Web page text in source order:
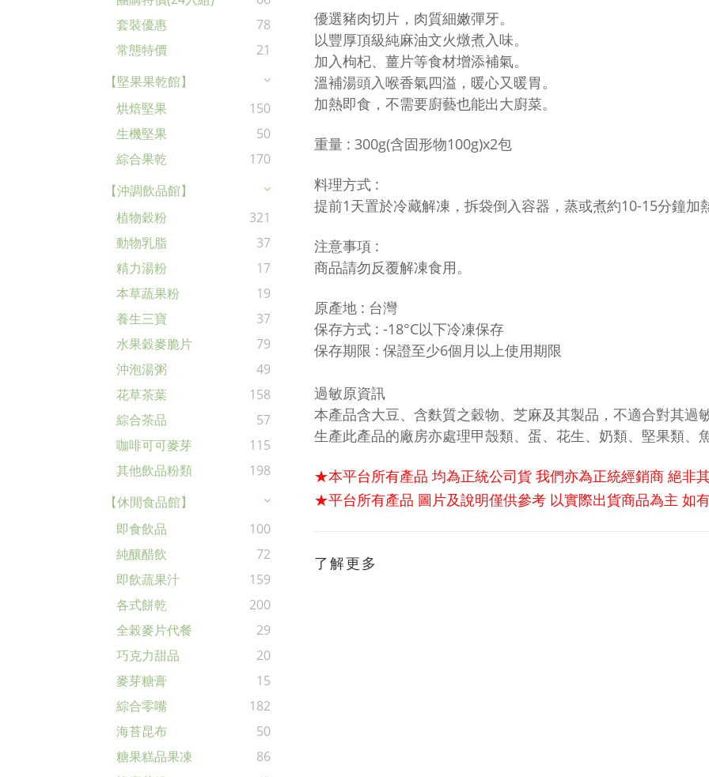
套裝優惠
78
常態特價
21
【堅果果乾館】
烘焙堅果
150
生機堅果
50
綜合果乾
170
【沖調飲品館】
植物穀粉
321
動物乳脂
37
精力湯粉
17
本草蔬果粉
19
養生三寶
37
水果穀麥脆片
79
沖泡湯粥
49
花草茶葉
158
綜合茶品
57
咖啡可可麥芽
115
其他飲品粉類
198
【休閒食品館】
即食飲品
100
純釀醋飲
72
即飲蔬果汁
159
各式餅乾
200
全榖麥片代餐
29
巧克力甜品
20
麥芽糖膏
15
綜合零嘴
182
海苔昆布
50
糖果糕品果凍
86
優選豬肉切片，肉質細嫩彈牙。
以豐厚頂級純麻油文火燉煮入味。
加入枸杞、薑片等食材增添補氣。
溫補湯頭入喉香氣四溢，暖心又暖胃。
加熱即食，不需要廚藝也能出大廚菜。
重量 : 300g(含固形物100g)x2包
料理方式 :
提前1天置於冷藏解凍，拆袋倒入容器，蒸或煮約10-15分鐘加
注意事項 :
商品請勿反覆解凍食用。
原產地 : 台灣
保存方式 : -18°C以下冷凍保存
保存期限 : 保證至少6個月以上使用期限
過敏原資訊
本產品含大豆、含麩質之穀物、芝麻及其製品，不適合對其過
生產此產品的廠房亦處理甲殼類、蛋、花生、奶類、堅果類、
★本平台所有產品 均為正統公司貨 我們亦為正統經銷商 絕非
★平台所有產品 圖片及說明僅供參考 以實際出貨商品為主 如
了解更多